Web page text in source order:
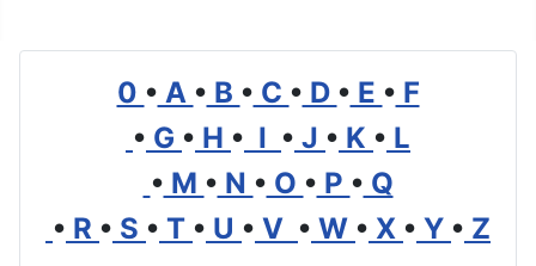
0 • A • B • C • D • E • F
• G • H • I • J • K • L
• M • N • O • P • Q
• R • S • T • U • V • W • X • Y • Z